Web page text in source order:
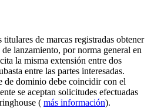
de marcas registradas obtener
lanzamiento, por norma general en
la misma extensión entre dos
entre las partes interesadas.
de dominio debe coincidir con el
se aceptan solicitudes efectuadas
( más información).